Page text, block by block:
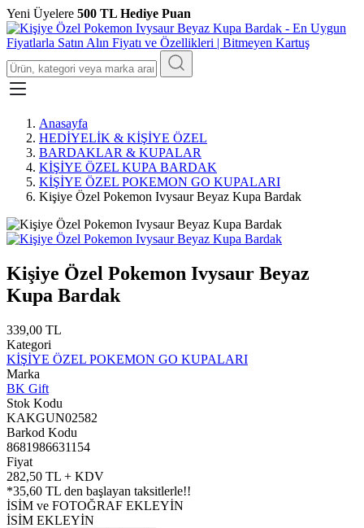
Yeni Üyelere 500 TL Hediye Puan
Anasayfa
HEDİYELİK & KİŞİYE ÖZEL
BARDAKLAR & KUPALAR
KİŞİYE ÖZEL KUPA BARDAK
KİŞİYE ÖZEL POKEMON GO KUPALARI
Kişiye Özel Pokemon Ivysaur Beyaz Kupa Bardak
Kişiye Özel Pokemon Ivysaur Beyaz
Kupa Bardak
339,00 TL
Kategori
KİŞİYE ÖZEL POKEMON GO KUPALARI
Marka
BK Gift
Stok Kodu
KAKGUN02582
Barkod Kodu
8681986631154
Fiyat
282,50 TL + KDV
*35,60 TL den başlayan taksitlerle!!
İSİM ve FOTOĞRAF EKLEYİN
İSİM EKLEYİN